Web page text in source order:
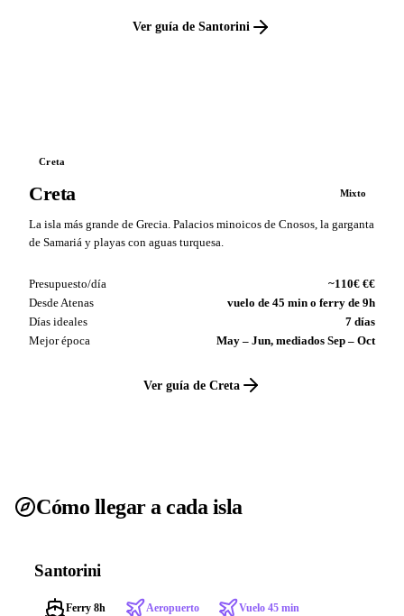
Ver guía de Santorini
Creta
Creta Mixto
La isla más grande de Grecia. Palacios minoicos de Cnosos, la garganta
de Samariá y playas con aguas turquesa.
Presupuesto/día
~110€ €€
Desde Atenas
vuelo de 45 min o ferry de 9h
Días ideales
7 días
Mejor época
May – Jun, mediados Sep – Oct
Ver guía de Creta
Cómo llegar a cada isla
Santorini
Ferry 8h Aeropuerto Vuelo 45 min